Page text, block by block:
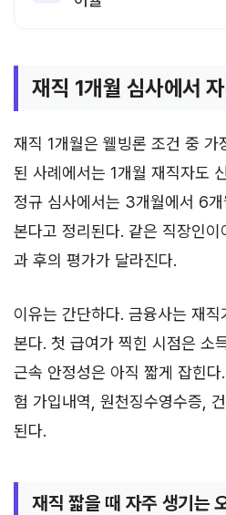
재직 1개월 심사에서
재직 1개월은 웰빙론 조건 중 가
된 사례에서는 1개월 재직자도
정규 심사에서는 3개월에서 6
본다고 정리된다. 같은 직장인
과 후의 평가가 달라진다.
이유는 간단하다. 금융사는 재
본다. 첫 급여가 찍힌 시점은 소
근속 안정성은 아직 짧게 잡힌
험 가입내역, 원천징수영수증,
된다.
재직 짧을 때 자주 생기는